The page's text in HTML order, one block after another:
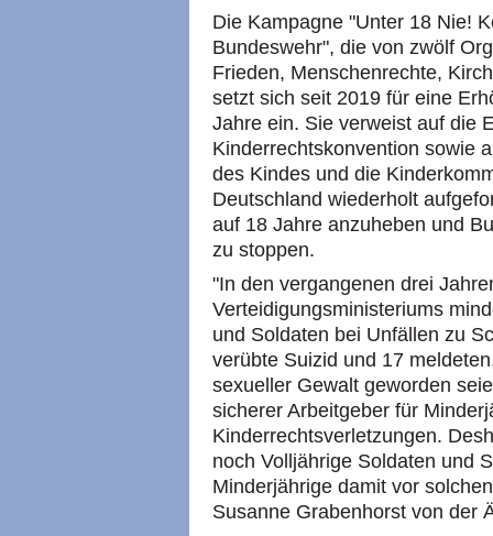
Die Kampagne "Unter 18 Nie!
Bundeswehr", die von zwölf
Frieden, Menschenrechte,
setzt sich seit 2019 für eine
Jahre ein. Sie verweist auf die
Kinderrechtskonvention sowie
des Kindes und die
Deutschland wiederholt
auf 18 Jahre anzuheben und
zu stoppen.
"In den vergangenen drei
Verteidigungsministeriums
und Soldaten bei Unfällen zu
verübte Suizid und 17
sexueller Gewalt geworden
sicherer Arbeitgeber für
Kinderrechtsverletzungen.
noch Volljährige Soldaten und
Minderjährige damit vor
Susanne Grabenhorst von der